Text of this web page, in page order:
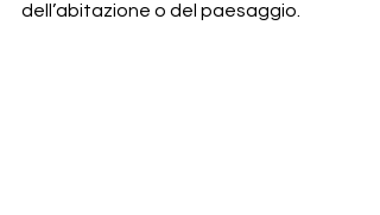
dell’abitazione o del paesaggio.